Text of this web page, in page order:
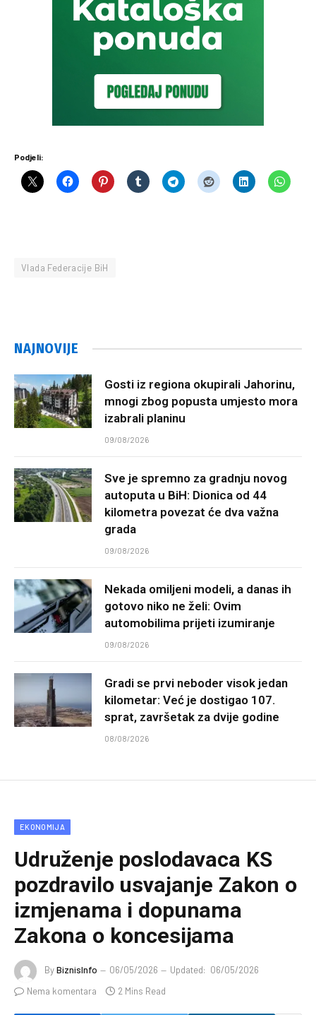
Podjeli:
Vlada Federacije BiH
NAJNOVIJE
Gosti iz regiona okupirali Jahorinu,
mnogi zbog popusta umjesto mora
izabrali planinu
09/08/2026
Sve je spremno za gradnju novog
autoputa u BiH: Dionica od 44
kilometra povezat će dva važna
grada
09/08/2026
Nekada omiljeni modeli, a danas ih
gotovo niko ne želi: Ovim
automobilima prijeti izumiranje
09/08/2026
Gradi se prvi neboder visok jedan
kilometar: Već je dostigao 107.
sprat, završetak za dvije godine
08/08/2026
EKONOMIJA
Udruženje poslodavaca KS
pozdravilo usvajanje Zakon o
izmjenama i dopunama
Zakona o koncesijama
ByBiznisInfo 06/05/2026 Updated: 06/05/2026
Nema komentara
2 Mins Read